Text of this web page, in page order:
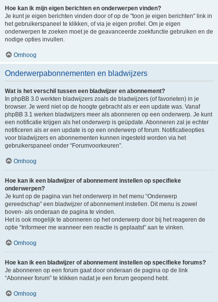
Hoe kan ik mijn eigen berichten en onderwerpen vinden?
Je kunt je eigen berichten vinden door of op de "toon je eigen berichten" link in
het gebruikerspaneel te klikken, of via je eigen profiel. Om je eigen
onderwerpen te zoeken moet je de geavanceerde zoekfunctie gebruiken en de
nodige opties invullen.
Omhoog
Onderwerpabonnementen en bladwijzers
Wat is het verschil tussen een bladwijzer en abonnement?
In phpBB 3.0 werkten bladwijzers zoals de bladwijzers (of favorieten) in je
browser. Je werd niet op de hoogte gebracht als er een update was. Vanaf
phpBB 3.1 werken bladwijzers meer als abonneren op een onderwerp. Je kunt
een notificatie krijgen als het onderwerp is geüpdate. Abonneren zal je echter
notificeren als er een update is op een onderwerp of forum. Notificatieopties
voor bladwijzers en abonnementen kunnen ingesteld worden via het
gebruikerspaneel onder “Forumvoorkeuren”.
Omhoog
Hoe kan ik een bladwijzer of abonnement instellen op specifieke
onderwerpen?
Je kunt op de pagina van het onderwerp in het menu “Onderwerp
gereedschap” een bladwijzer of abonnement instellen. Dit menu is zowel
boven- als onderaan de pagina te vinden.
Het is ook mogelijk te abonneren op het onderwerp door bij het reageren de
optie “Informeer me wanneer een reactie is geplaatst” aan te vinken.
Omhoog
Hoe kan ik een bladwijzer of abonnement instellen op specifieke forums?
Je abonneren op een forum gaat door onderaan de pagina op de link
“Abonneer forum” te klikken nadat je een forum geopend hebt.
Omhoog